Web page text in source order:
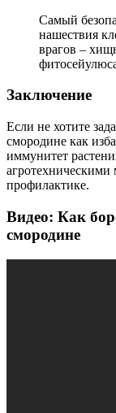
Самый
нашествия
врагов –
Заключение
Если не хотите
смородине как
иммунитет
агротехническими
профилактике.
Видео: Как
смородине